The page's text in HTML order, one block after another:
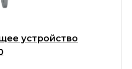
устройство